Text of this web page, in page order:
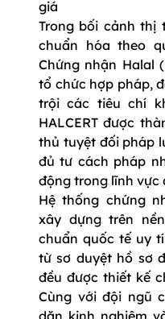
giá
Trong bối cảnh thị
chuẩn hóa theo
Chứng nhận Halal
tổ chức hợp pháp,
trội các tiêu chí
HALCERT được
thủ tuyệt đối pháp
đủ tư cách pháp
động trong lĩnh vực
Hệ thống chứng
xây dựng trên
chuẩn quốc tế uy
từ sơ duyệt hồ sơ
đều được thiết kế
Cùng với đội ngũ